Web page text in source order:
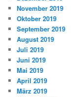
November 2019
Oktober 2019
September 2019
August 2019
Juli 2019
Juni 2019
Mai 2019
April 2019
März 2019